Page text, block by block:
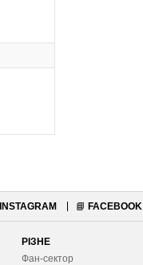
INSTAGRAM 📘 FACEBOOK
РІЗНЕ
Фан-сектор